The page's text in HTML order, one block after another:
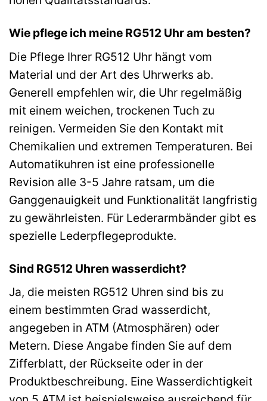
Wie pflege ich meine RG512 Uhr am besten?
Die Pflege Ihrer RG512 Uhr hängt vom
Material und der Art des Uhrwerks ab.
Generell empfehlen wir, die Uhr regelmäßig
mit einem weichen, trockenen Tuch zu
reinigen. Vermeiden Sie den Kontakt mit
Chemikalien und extremen Temperaturen. Bei
Automatikuhren ist eine professionelle
Revision alle 3-5 Jahre ratsam, um die
Ganggenauigkeit und Funktionalität langfristig
zu gewährleisten. Für Lederarmbänder gibt es
spezielle Lederpflegeprodukte.
Sind RG512 Uhren wasserdicht?
Ja, die meisten RG512 Uhren sind bis zu
einem bestimmten Grad wasserdicht,
angegeben in ATM (Atmosphären) oder
Metern. Diese Angabe finden Sie auf dem
Zifferblatt, der Rückseite oder in der
Produktbeschreibung. Eine Wasserdichtigkeit